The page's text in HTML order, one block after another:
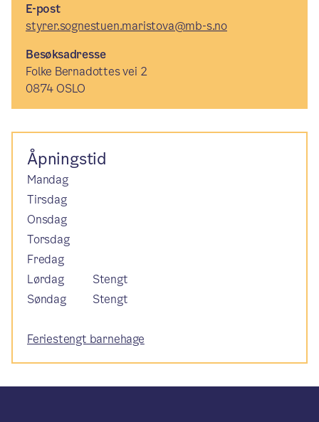
E-post
styrer.sognestuen.maristova@mb-s.no
Besøksadresse
Folke Bernadottes vei 2
0874 OSLO
Åpningstid
Mandag
Tirsdag
Onsdag
Torsdag
Fredag
Lørdag
Stengt
Søndag
Stengt
Feriestengt barnehage